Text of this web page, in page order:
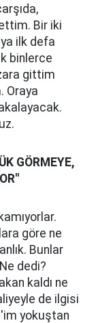
Bir iki
ilk defa
binlerce
gittim
Oraya
GÖRMEYE,
göre ne
Bunlar
dedi?
kaldı ne
de ilgisi
yokuştan